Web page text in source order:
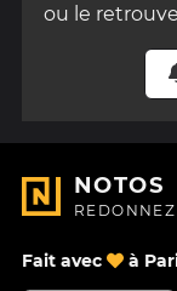
ou le
NOTOS
Fait avec à